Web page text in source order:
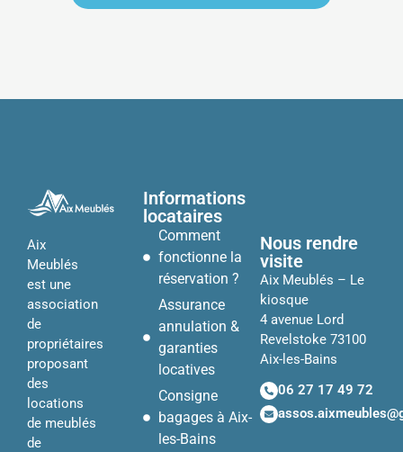
Aix
Meublés
est une
association
de
propriétaires
proposant
des
locations
de meublés
de
Informations
locataires
Comment
fonctionne la
réservation ?
Assurance
annulation &
garanties
locatives
Consigne
bagages à Aix-
les-Bains
Nous rendre
visite
Aix Meublés – Le
kiosque
4 avenue Lord
Revelstoke 73100
Aix-les-Bains
06 27 17 49 72